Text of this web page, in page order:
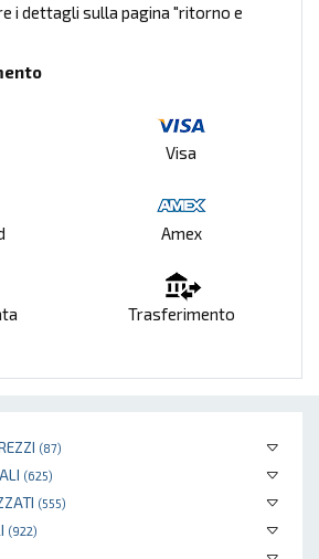
(87)
(625)
(555)
(922)
i dettagli sulla pagina "ritorno e
Visa
Amex
Trasferimento